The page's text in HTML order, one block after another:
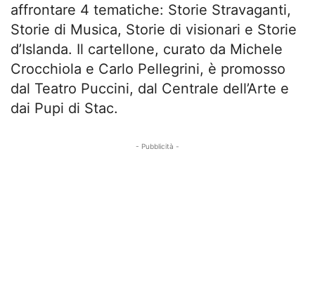
affrontare 4 tematiche: Storie Stravaganti,
Storie di Musica, Storie di visionari e Storie
d’Islanda. Il cartellone, curato da Michele
Crocchiola e Carlo Pellegrini, è promosso
dal Teatro Puccini, dal Centrale dell’Arte e
dai Pupi di Stac.
- Pubblicità -